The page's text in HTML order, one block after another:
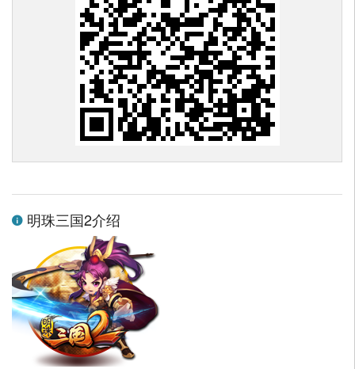
明珠三国2介绍